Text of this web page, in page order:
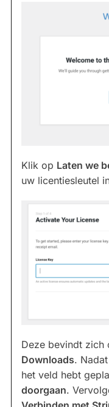
Klik op Laten we
uw licentiesleutel
Deze bevindt zich
Downloads.
het veld hebt
doorgaan.